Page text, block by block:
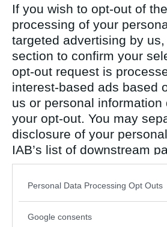
If you wish to opt-out of
processing of your
targeted advertising by
section to confirm your
opt-out request is
interest-based ads based
us or personal
your opt-out. You may
disclosure of your
IAB’s list of downstream
also be disclosed by us
Downstream Participants
Please note that this
Personal Data Processing Opt Outs
Google consents
Antal inlägg:
1176
Antal inlägg:
9654